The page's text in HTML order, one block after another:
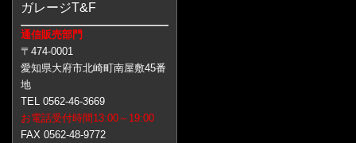
ガレージT&F
通信販売部門
〒474-0001
愛知県大府市北崎町南屋敷45番
地
TEL 0562-46-3669
お電話受付時間13:00～19:00
FAX 0562-48-9772